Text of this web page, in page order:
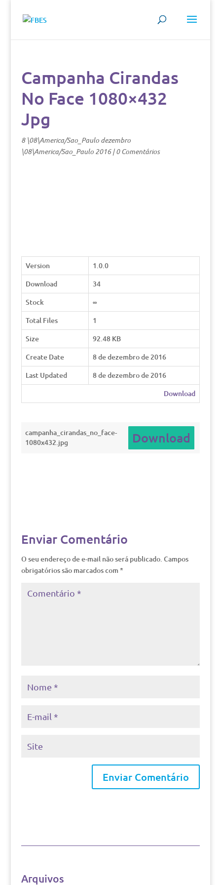
Campanha Cirandas
No Face 1080×432
Jpg
8 \08\America/Sao_Paulo dezembro
\08\America/Sao_Paulo 2016|0 Comentários
Version
1.0.0
Download
34
Stock
∞
Total Files
1
Size
92.48 KB
Create Date
8 de dezembro de 2016
Last Updated
8 de dezembro de 2016
Download
campanha_cirandas_no_face-
1080x432.jpg
Download
Enviar Comentário
O seu endereço de e-mail não será publicado. Campos
obrigatórios são marcados com *
Arquivos